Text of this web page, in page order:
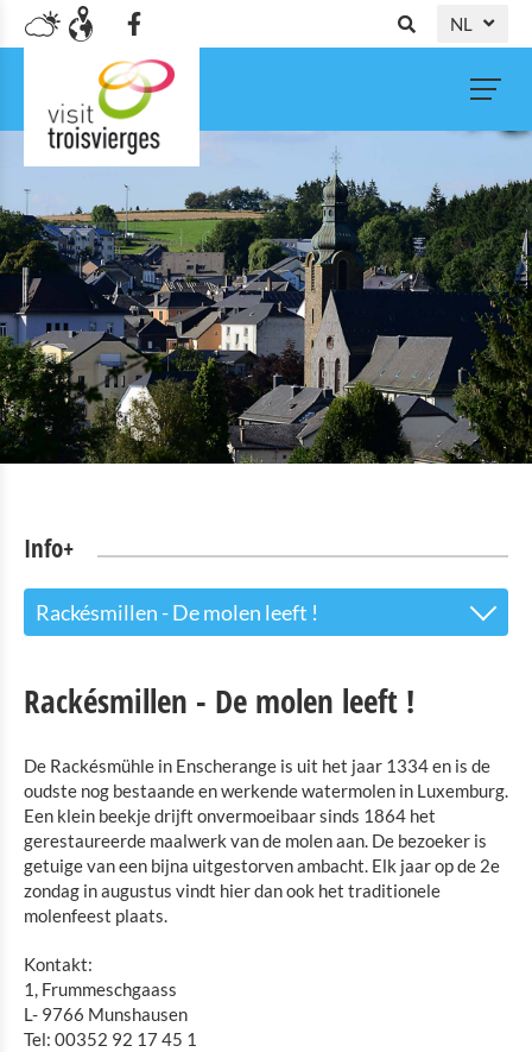
NL
FR
EN
Info+
Rackésmillen - De molen leeft !
Bezienswaardigheden
Natuurpark-Our
Kultuur en Musea
Plattelandsmuseum Binsfeld
Robbesscheier - het levende museum
kastelen Clervaux
The Family of Man
Speelgoedmuseum Clervaux
Rackésmillen - De molen leeft !
De Rackésmühle in Enscherange is uit het jaar 1334 en is de
oudste nog bestaande en werkende watermolen in Luxemburg.
Een klein beekje drijft onvermoeibaar sinds 1864 het
gerestaureerde maalwerk van de molen aan. De bezoeker is
getuige van een bijna uitgestorven ambacht. Elk jaar op de 2e
zondag in augustus vindt hier dan ook het traditionele
molenfeest plaats.
Kontakt:
1, Frummeschgaass
L- 9766 Munshausen
Tel: 00352 92 17 45 1